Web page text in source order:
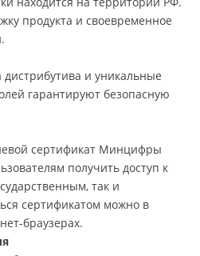
продукта и своевременное
и уникальные
гарантируют безопасную
сертификат Минцифры
получить доступ к
так и
сертификатом можно в
браузерах.